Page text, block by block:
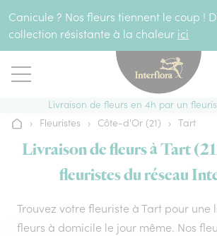
Canicule ? Nos fleurs tiennent le coup !
collection résistante à la chaleur ici
Livraison de fleurs en 4h par un
Accueil
› Fleuristes › Côte-d'Or (21) › Tart
Livraison de fleurs à Tart
fleuristes du réseau
Trouvez votre fleuriste à Tart pour une
fleurs à domicile le jour même. Nos